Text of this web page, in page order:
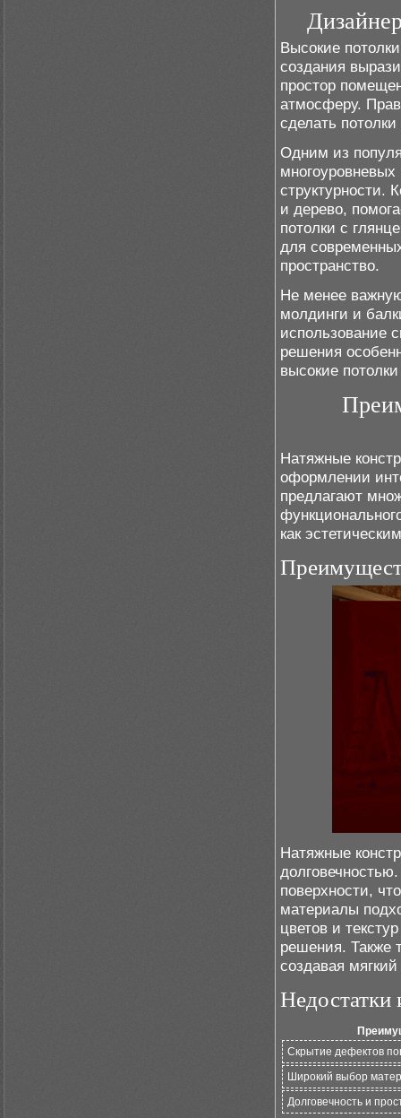
Высокие
создания
простор
атмосферу.
сделать
Одним из
структурности.
и дерево,
потолки с
для
пространство.
Не менее
молдинги и
использование
решения
высокие
Натяжные
оформлении
предлагают
как
Натяжные
поверхности,
материалы
цветов и
решения. Также
создавая
Недостатки
Скрытие дефектов
Широкий выбор
Долговечность и